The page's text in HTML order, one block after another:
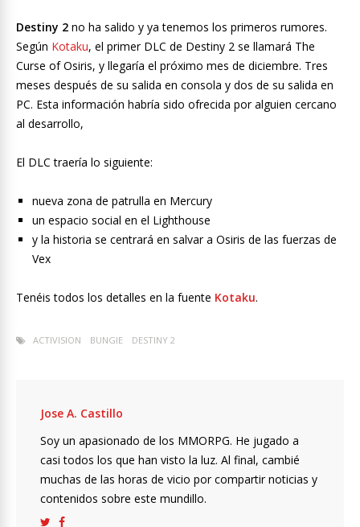
Destiny 2 no ha salido y ya tenemos los primeros rumores.
Según Kotaku, el primer DLC de Destiny 2 se llamará The
Curse of Osiris, y llegaría el próximo mes de diciembre. Tres
meses después de su salida en consola y dos de su salida en
PC. Esta información habría sido ofrecida por alguien cercano
al desarrollo,
El DLC traería lo siguiente:
nueva zona de patrulla en Mercury
un espacio social en el Lighthouse
y la historia se centrará en salvar a Osiris de las fuerzas de
Vex
Tenéis todos los detalles en la fuente Kotaku.
ACTIVISION BUNGIE DESTINY 2
Jose A. Castillo
Soy un apasionado de los MMORPG. He jugado a
casi todos los que han visto la luz. Al final, cambié
muchas de las horas de vicio por compartir noticias y
contenidos sobre este mundillo.